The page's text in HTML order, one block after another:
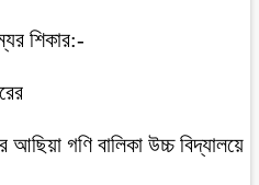
শিকার:-
গণি বালিকা উচ্চ বিদ্যালয়ে